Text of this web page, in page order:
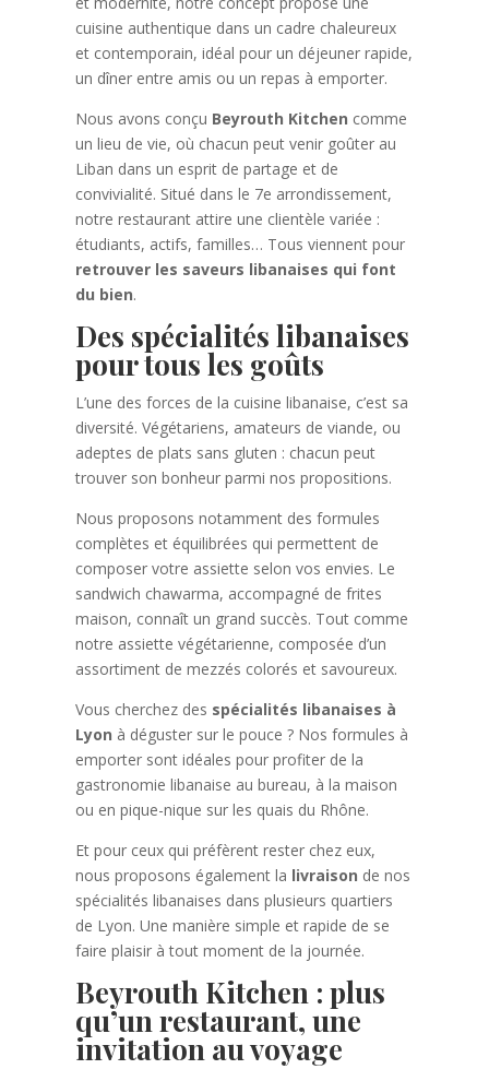
cuisine authentique dans un cadre chaleureux
et contemporain, idéal pour un déjeuner rapide,
un dîner entre amis ou un repas à emporter.
Nous avons conçu Beyrouth Kitchen comme
un lieu de vie, où chacun peut venir goûter au
Liban dans un esprit de partage et de
convivialité. Situé dans le 7e arrondissement,
notre restaurant attire une clientèle variée :
étudiants, actifs, familles… Tous viennent pour
retrouver les saveurs libanaises qui font
du bien.
Des spécialités libanaises
pour tous les goûts
L’une des forces de la cuisine libanaise, c’est sa
diversité. Végétariens, amateurs de viande, ou
adeptes de plats sans gluten : chacun peut
trouver son bonheur parmi nos propositions.
Nous proposons notamment des formules
complètes et équilibrées qui permettent de
composer votre assiette selon vos envies. Le
sandwich chawarma, accompagné de frites
maison, connaît un grand succès. Tout comme
notre assiette végétarienne, composée d’un
assortiment de mezzés colorés et savoureux.
Vous cherchez des spécialités libanaises à
Lyon à déguster sur le pouce ? Nos formules à
emporter sont idéales pour profiter de la
gastronomie libanaise au bureau, à la maison
ou en pique-nique sur les quais du Rhône.
Et pour ceux qui préfèrent rester chez eux,
nous proposons également la livraison de nos
spécialités libanaises dans plusieurs quartiers
de Lyon. Une manière simple et rapide de se
faire plaisir à tout moment de la journée.
Beyrouth Kitchen : plus
qu’un restaurant, une
invitation au voyage